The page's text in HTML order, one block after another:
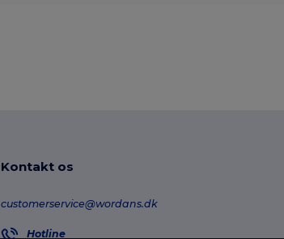
Kontakt os
customerservice@wordans.dk
Hotline